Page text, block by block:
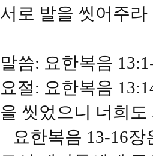
서로 발을 씻어주라
말씀: 요한복음
요절: 요한복음
을 씻었으니 너희
요한복음 13-16장